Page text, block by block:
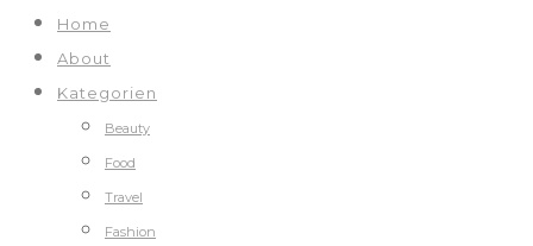
Home
About
Kategorien
Beauty
Food
Travel
Fashion